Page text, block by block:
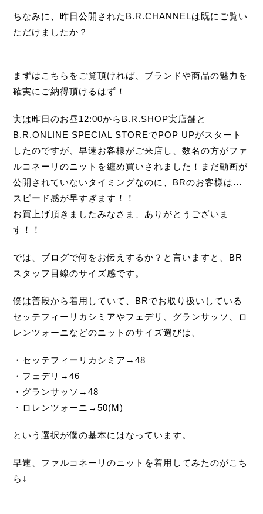
ちなみに、昨日公開されたB.R.CHANNELは既にご覧い
ただけましたか？
まずはこちらをご覧頂ければ、ブランドや商品の魅力を
確実にご納得頂けるはず！
実は昨日のお昼12:00からB.R.SHOP実店舗と
B.R.ONLINE SPECIAL STOREでPOP UPがスタート
したのですが、早速お客様がご来店し、数名の方がファ
ルコネーリのニットを纏め買いされました！まだ動画が
公開されていないタイミングなのに、BRのお客様は…
スピード感が早すぎます！！
お買上げ頂きましたみなさま、ありがとうございま
す！！
では、ブログで何をお伝えするか？と言いますと、BR
スタッフ目線のサイズ感です。
僕は普段から着用していて、BRでお取り扱いしている
セッテフィーリカシミアやフェデリ、グランサッソ、ロ
レンツォーニなどのニットのサイズ選びは、
・セッテフィーリカシミア→48
・フェデリ→46
・グランサッソ→48
・ロレンツォーニ→50(M)
という選択が僕の基本にはなっています。
早速、ファルコネーリのニットを着用してみたのがこち
ら↓